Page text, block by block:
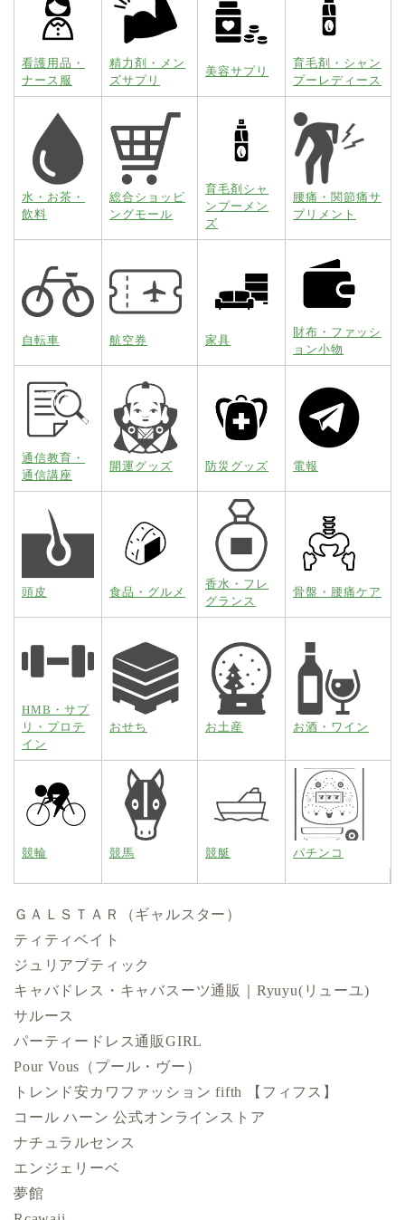
看護用品・
ナース服
精力剤・メン
ズサプリ
美容サプリ
育毛剤・シャン
プーレディース
水・お茶・
飲料
総合ショッピ
ングモール
育毛剤シャ
ンプーメン
ズ
腰痛・関節痛サ
プリメント
自転車 航空券 家具
財布・ファッシ
ョン小物
通信教育・
通信講座
開運グッズ 防災グッズ 電報
頭皮 食品・グルメ
香水・フレ
グランス
骨盤・腰痛ケア
HMB・サプ
リ・プロテ
イン
おせち お土産 お酒・ワイン
競輪 競馬 競艇 パチンコ
ＧＡＬＳＴＡＲ（ギャルスター）
ティティベイト
ジュリアブティック
キャバドレス・キャバスーツ通販｜Ryuyu(リューユ)
サルース
パーティードレス通販GIRL
Pour Vous（プール・ヴー）
トレンド安カワファッション fifth 【フィフス】
コール ハーン 公式オンラインストア
ナチュラルセンス
エンジェリーベ
夢館